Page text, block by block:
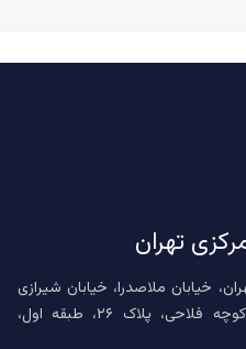
تهران
خیابان ملاصدرا، خیابان شیرازی
جنوبی، کوچه فلاحی، پلاک ۲۶، طبقه اول،